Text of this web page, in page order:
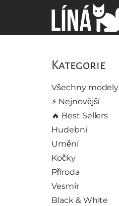
Kategorie
Všechny modely
⚡️ Nejnovější
🔥 Best Sellers
Hudební
Umění
Kočky
Příroda
Vesmír
Black & White